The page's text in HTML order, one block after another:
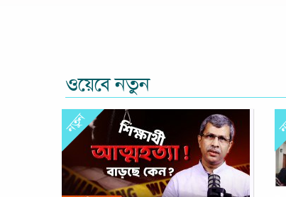
ওয়েবে নতুন
নতুন